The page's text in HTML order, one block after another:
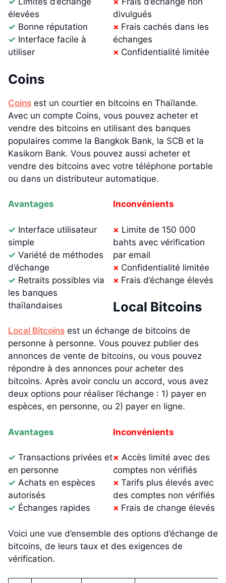
élevées
✓ Bonne réputation
✓ Interface facile à
utiliser
divulgués
× Frais cachés dans les
échanges
× Confidentialité limitée
Coins
Coins est un courtier en bitcoins en Thaïlande.
Avec un compte Coins, vous pouvez acheter et
vendre des bitcoins en utilisant des banques
populaires comme la Bangkok Bank, la SCB et la
Kasikorn Bank. Vous pouvez aussi acheter et
vendre des bitcoins avec votre téléphone portable
ou dans un distributeur automatique.
Avantages
✓ Interface utilisateur
simple
✓ Variété de méthodes
d’échange
✓ Retraits possibles via
les banques
thaïlandaises
Inconvénients
× Limite de 150 000
bahts avec vérification
par email
× Confidentialité limitée
× Frais d’échange élevés
Local Bitcoins
Local Bitcoins est un échange de bitcoins de
personne à personne. Vous pouvez publier des
annonces de vente de bitcoins, ou vous pouvez
répondre à des annonces pour acheter des
bitcoins. Après avoir conclu un accord, vous avez
deux options pour réaliser l’échange : 1) payer en
espèces, en personne, ou 2) payer en ligne.
Avantages
✓ Transactions privées et
en personne
✓ Achats en espèces
autorisés
✓ Échanges rapides
Inconvénients
× Accès limité avec des
comptes non vérifiés
× Tarifs plus élevés avec
des comptes non vérifiés
× Frais de change élevés
Voici une vue d’ensemble des options d’échange de
bitcoins, de leurs taux et des exigences de
vérification.